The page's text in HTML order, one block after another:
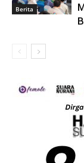
Berita